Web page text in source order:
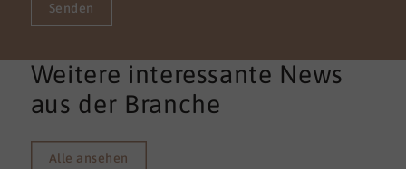
Senden
Weitere interessante News
aus der Branche
Alle ansehen